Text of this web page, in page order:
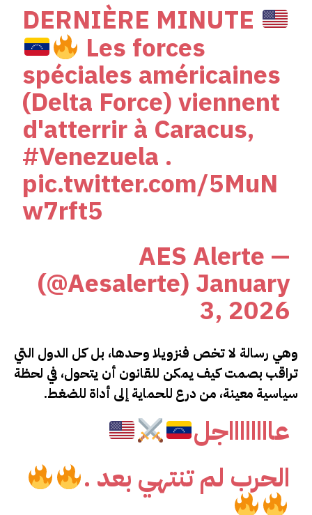
DERNIÈRE MINUTE
Les forces
spéciales américaines
(Delta Force) viennent
d'atterrir à Caracus,
#Venezuela .
pic.twitter.com/5MuN
w7rft5
— AES Alerte
(@Aesalerte) January
3, 2026
وهي رسالة لا تخص فنزويلا وحدها، بل كل الدول التي
تراقب بصمت كيف يمكن للقانون أن يتحول، في لحظة
سياسية معينة، من درع للحماية إلى أداة للضغط.
عااااااااجل
الحرب لم تنتهي بعد .